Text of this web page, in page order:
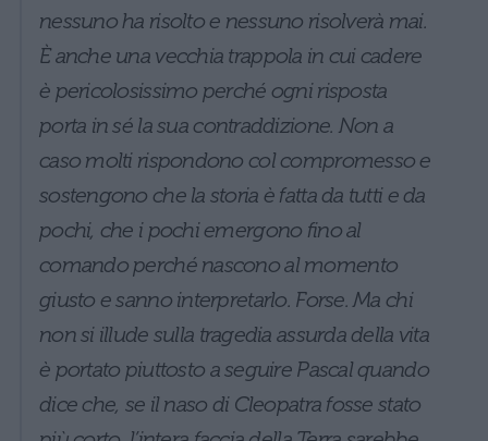
nessuno ha risolto e nessuno risolverà mai.
È anche una vecchia trappola in cui cadere
è pericolosissimo perché ogni risposta
porta in sé la sua contraddizione. Non a
caso molti rispondono col compromesso e
sostengono che la storia è fatta da tutti e da
pochi, che i pochi emergono fino al
comando perché nascono al momento
giusto e sanno interpretarlo. Forse. Ma chi
non si illude sulla tragedia assurda della vita
è portato piuttosto a seguire Pascal quando
dice che, se il naso di Cleopatra fosse stato